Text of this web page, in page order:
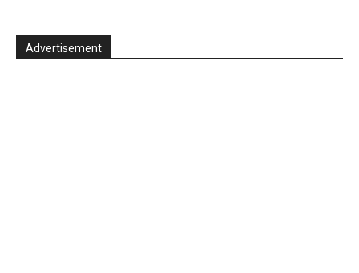
Advertisement